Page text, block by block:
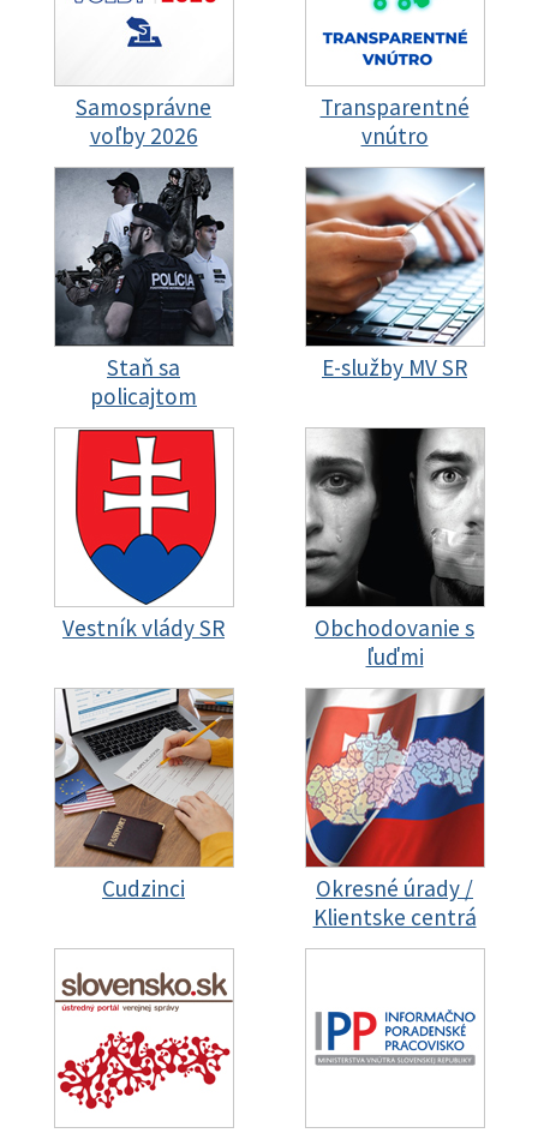
Samosprávne
voľby 2026
Transparentné
vnútro
Staň sa
policajtom
E-služby MV SR
Vestník vlády SR
Obchodovanie s
ľuďmi
Cudzinci
Okresné úrady /
Klientske centrá